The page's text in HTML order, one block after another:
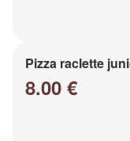
Pizza raclette
8.00 €